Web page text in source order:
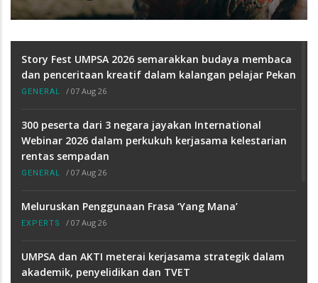
Story Fest UMPSA 2026 semarakkan budaya membaca
dan penceritaan kreatif dalam kalangan pelajar Pekan
GENERAL / 07 Aug 26
300 peserta dari 3 negara jayakan International
Webinar 2026 dalam perkukuh kerjasama kelestarian
rentas sempadan
GENERAL / 07 Aug 26
Meluruskan Penggunaan Frasa ‘Yang Mana’
EXPERTS / 07 Aug 26
UMPSA dan AKTI meterai kerjasama strategik dalam
akademik, penyelidikan dan TVET